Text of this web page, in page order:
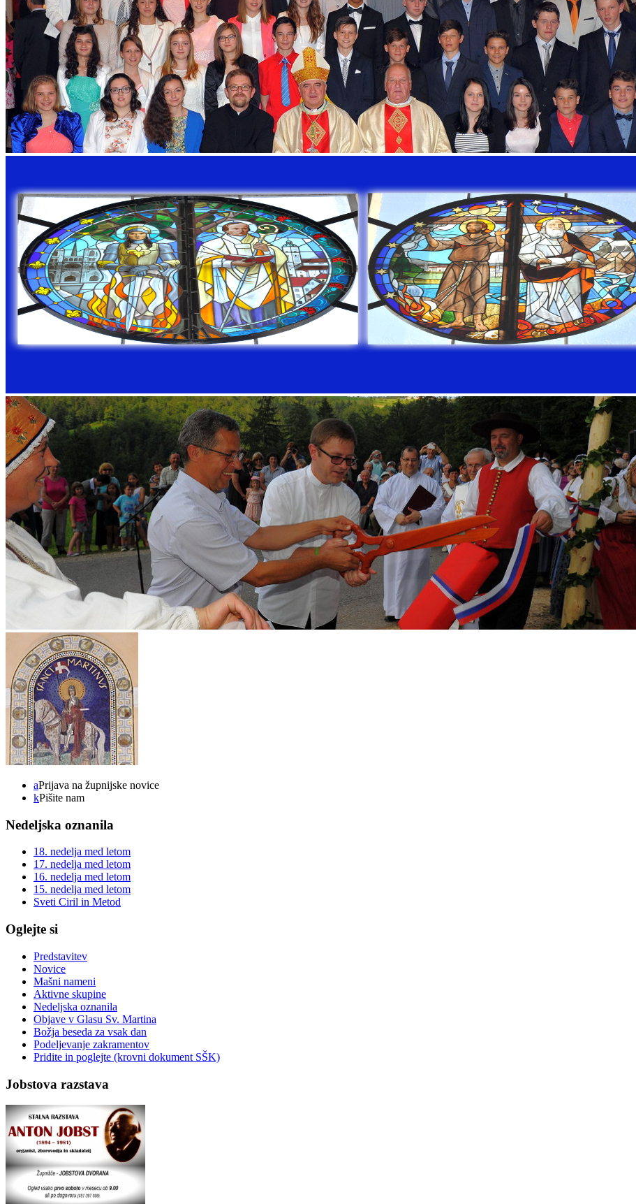
aPrijava na župnijske novice
kPišite nam
Nedeljska oznanila
18. nedelja med letom
17. nedelja med letom
16. nedelja med letom
15. nedelja med letom
Sveti Ciril in Metod
Oglejte si
Predstavitev
Novice
Mašni nameni
Aktivne skupine
Nedeljska oznanila
Objave v Glasu Sv. Martina
Božja beseda za vsak dan
Podeljevanje zakramentov
Pridite in poglejte (krovni dokument SŠK)
Jobstova razstava